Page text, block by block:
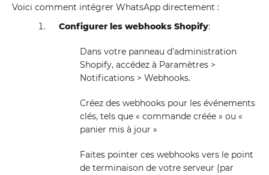
Voici comment intégrer WhatsApp directement :
Configurer les webhooks Shopify:
Dans votre panneau d'administration
Shopify, accédez à Paramètres >
Notifications > Webhooks.
Créez des webhooks pour les événements
clés, tels que « commande créée » ou «
panier mis à jour »
Faites pointer ces webhooks vers le point
de terminaison de votre serveur (par